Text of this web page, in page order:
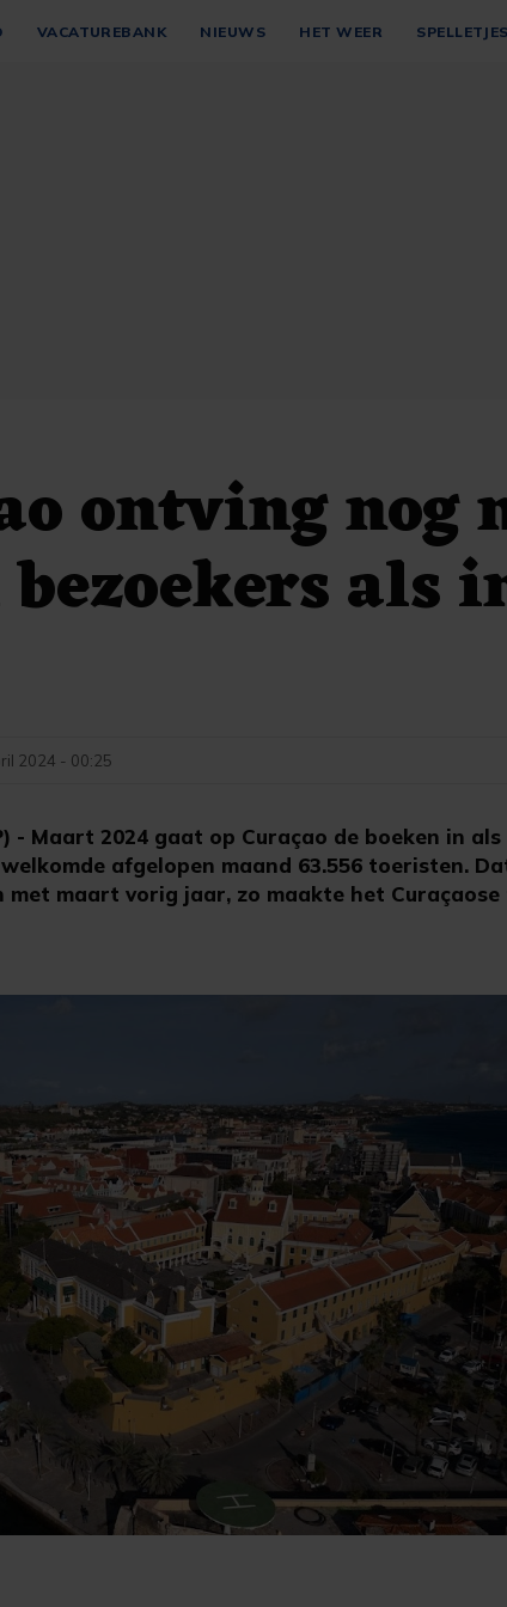
VACATUREBANK NIEUWS HET WEER SPELLETJES
ontving nog
bezoekers als
- Maart 2024 gaat op Curaçao de boeken in
afgelopen maand 63.556 toeristen.
met maart vorig jaar, zo maakte het
2024 - 00:25